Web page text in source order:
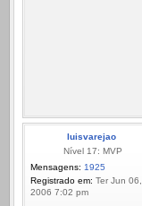
luisvarejao
Nível 17: MVP
Mensagens: 1925
Registrado em: Ter Jun 06,
2006 7:02 pm